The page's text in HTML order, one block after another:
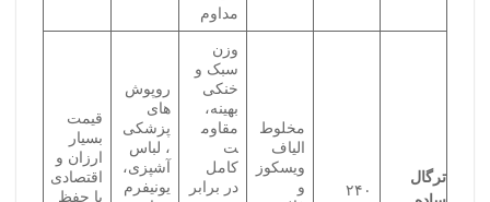
مداوم
ترگال
۲۴۰
مخلوط
الیاف
ویسکوز
و
وزن
سبک و
خنکی
بهینه،
مقاوم
ت
کامل
در برابر
روپوش‌
های
پزشکی
، لباس
آشپزی،
یونیفرم
قیمت
بسیار
ارزان و
اقتصادی
با حفظ